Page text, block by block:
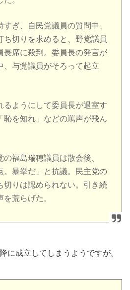
ぎ、自民党議員の質問中、
ち切りを求めると、野党議員
長席に殺到。委員長の発言が
、与党議員がそろって起立
ようにして委員長が退室す
恥を知れ」などの罵声が飛ん
福島瑞穂議員は散会後、
。暴挙だ」と抗議。民主党の
切りは認められない。引き続
を荒らげた。
に成立してしまうようですが。